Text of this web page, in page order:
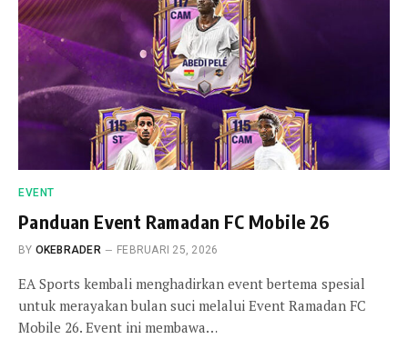
EVENT
Panduan Event Ramadan FC Mobile 26
BY OKEBRADER FEBRUARI 25, 2026
EA Sports kembali menghadirkan event bertema spesial
untuk merayakan bulan suci melalui Event Ramadan FC
Mobile 26. Event ini membawa…